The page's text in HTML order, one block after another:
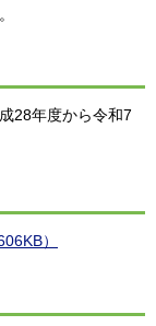
28年度から令和7
）